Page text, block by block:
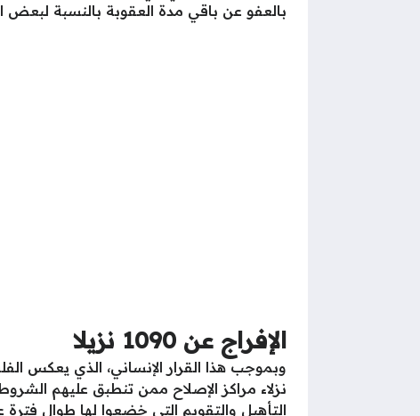
بالعفو عن باقي مدة العقوبة بالنسبة لبعض
الإفراج عن 1090 نزيلا
نزلاء مراكز الإصلاح ممن تنطبق عليهم
التأهيل والتقويم التي خضعوا لها طوال فترة